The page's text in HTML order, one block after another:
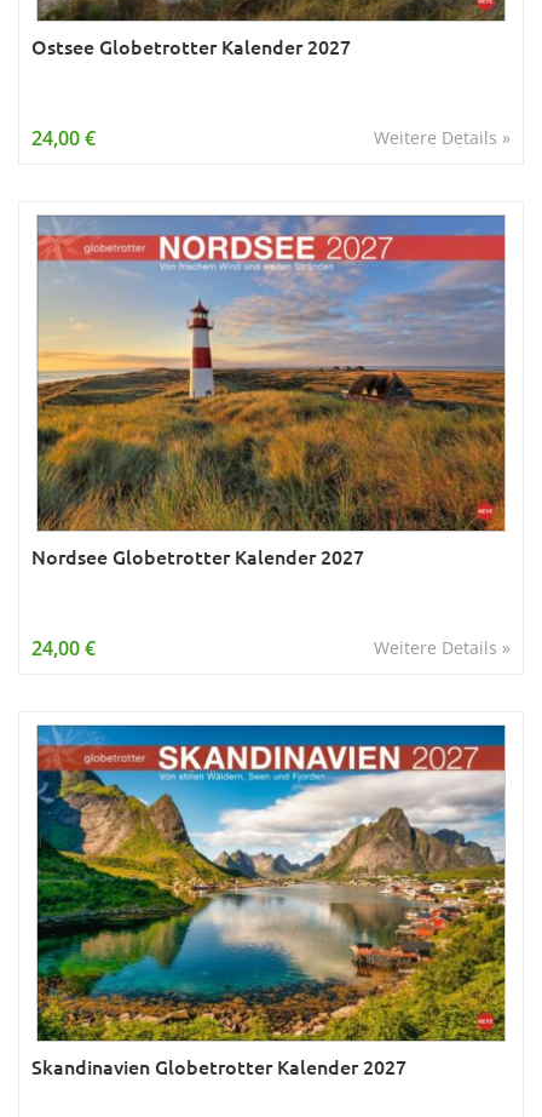
Ostsee Globetrotter Kalender 2027
Weitere Details »
24,00 €
Nordsee Globetrotter Kalender 2027
Weitere Details »
24,00 €
Skandinavien Globetrotter Kalender 2027